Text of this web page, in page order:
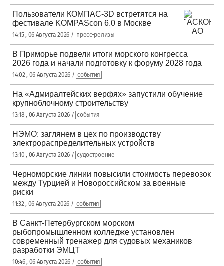
Пользователи КОМПАС-3D встретятся на
фестивале KOMPAScon 6.0 в Москве
14:15 , 06 Августа 2026 / пресс-релизы
В Приморье подвели итоги морского конгресса
2026 года и начали подготовку к форуму 2028 года
14:02 , 06 Августа 2026 / события
На «Адмиралтейских верфях» запустили обучение
крупноблочному строительству
13:18 , 06 Августа 2026 / события
НЭМО: заглянем в цех по производству
электрораспределительных устройств
13:10 , 06 Августа 2026 / судостроение
Черноморские линии повысили стоимость перевозок
между Турцией и Новороссийском за военные
риски
11:32 , 06 Августа 2026 / события
В Санкт-Петербургском морском
рыбопромышленном колледже установлен
современный тренажер для судовых механиков
разработки ЭМЦТ
10:46 , 06 Августа 2026 / события